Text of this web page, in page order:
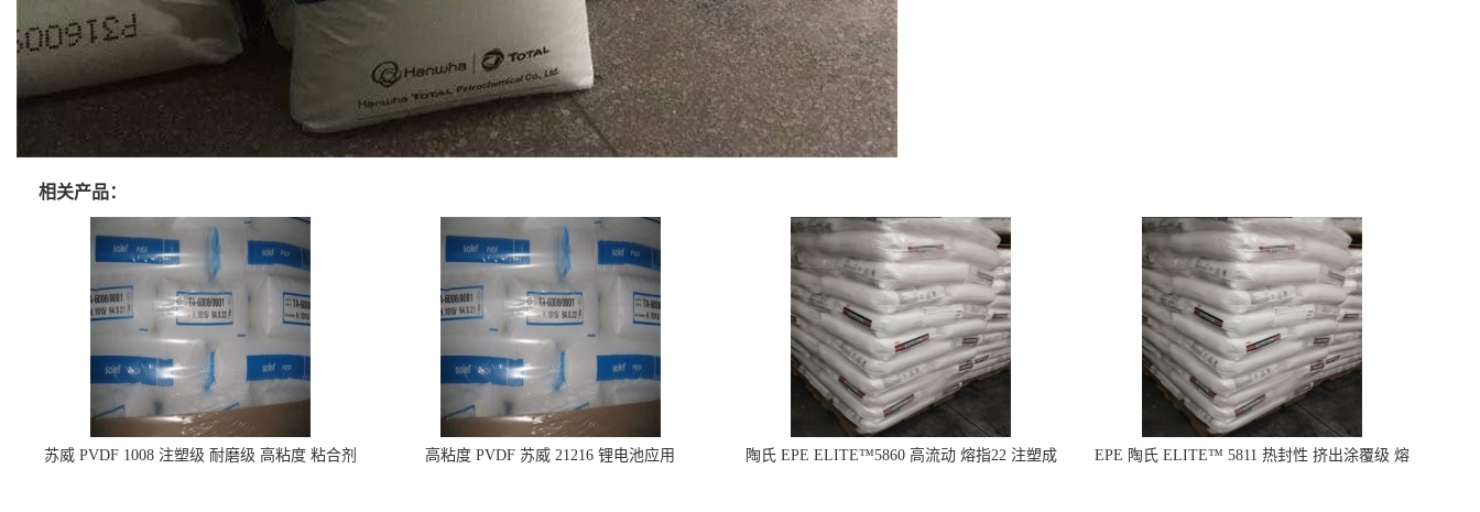
相关产品：
苏威 PVDF 1008 注塑级 耐磨级 高粘度 粘合剂
高粘度 PVDF 苏威 21216 锂电池应用
陶氏 EPE ELITE™5860 高流动 熔指22 注塑成
EPE 陶氏 ELITE™ 5811 热封性 挤出涂覆级 熔